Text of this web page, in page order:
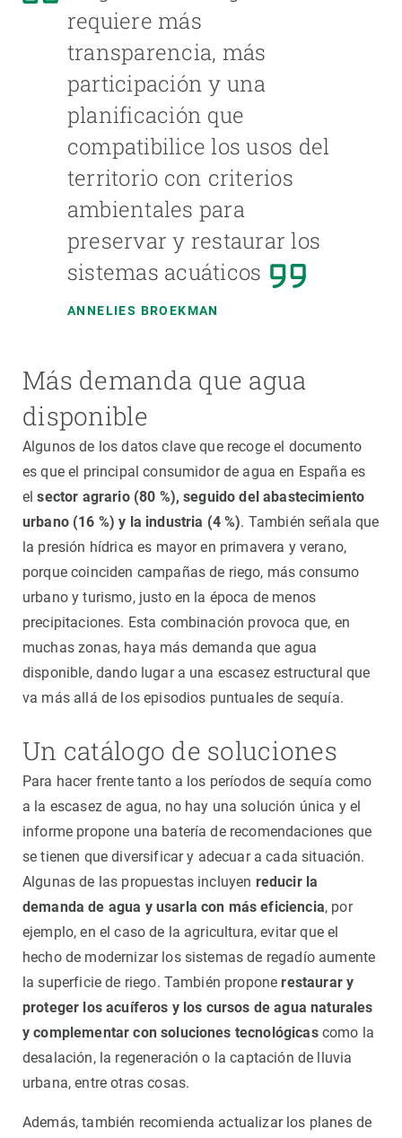
requiere más
transparencia, más
participación y una
planificación que
compatibilice los usos del
territorio con criterios
ambientales para
preservar y restaurar los
sistemas acuáticos
ANNELIES BROEKMAN
Más demanda que agua
disponible
Algunos de los datos clave que recoge el documento
es que el principal consumidor de agua en España es
el sector agrario (80 %), seguido del abastecimiento
urbano (16 %) y la industria (4 %). También señala que
la presión hídrica es mayor en primavera y verano,
porque coinciden campañas de riego, más consumo
urbano y turismo, justo en la época de menos
precipitaciones. Esta combinación provoca que, en
muchas zonas, haya más demanda que agua
disponible, dando lugar a una escasez estructural que
va más allá de los episodios puntuales de sequía.
Un catálogo de soluciones
Para hacer frente tanto a los períodos de sequía como
a la escasez de agua, no hay una solución única y el
informe propone una batería de recomendaciones que
se tienen que diversificar y adecuar a cada situación.
Algunas de las propuestas incluyen reducir la
demanda de agua y usarla con más eficiencia, por
ejemplo, en el caso de la agricultura, evitar que el
hecho de modernizar los sistemas de regadío aumente
la superficie de riego. También proponerestaurar y
proteger los acuíferos y los cursos de agua naturales
y complementar con soluciones tecnológicascomo la
desalación, la regeneración o la captación de lluvia
urbana, entre otras cosas.
Además, también recomienda actualizar los planes de